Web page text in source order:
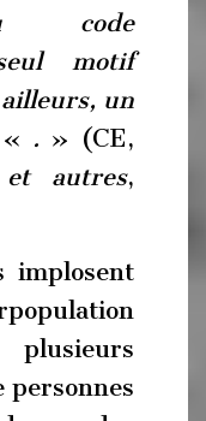
code
motif
un
. » (CE,
et autres,
implosent
personnes